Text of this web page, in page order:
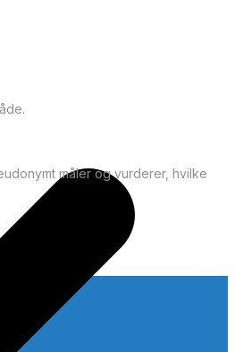
måler og vurderer, hvilke